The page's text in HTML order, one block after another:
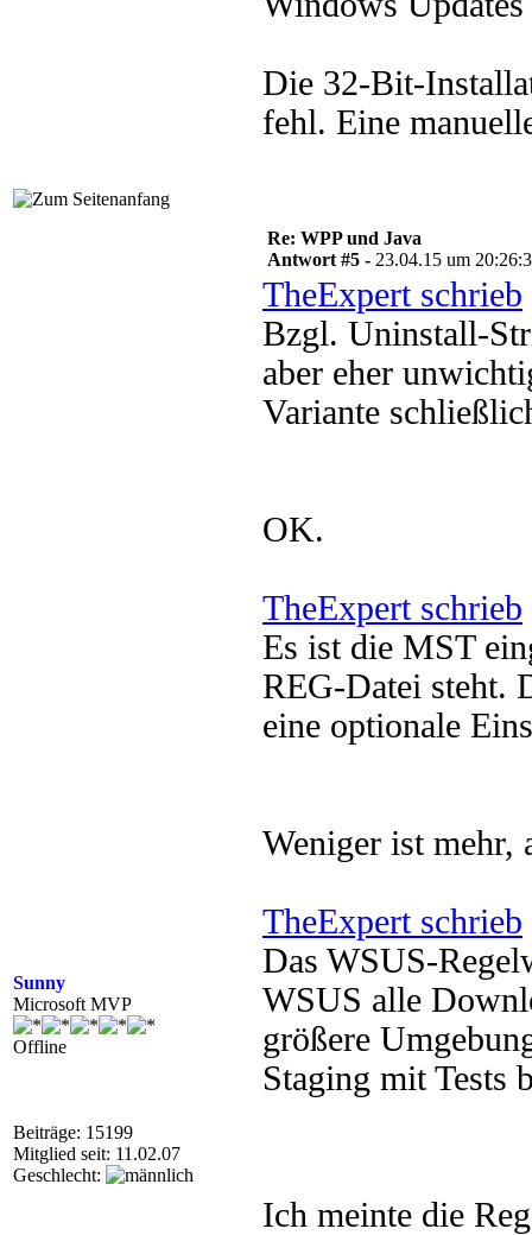
Die 32-Bit-
fehl. Eine
Sunny
Microsoft MVP
Offline
Beiträge: 15199
Mitglied seit: 11.02.07
Geschlecht:
Re: WPP und Java
Antwort #5 - 23.04.15 um
TheExpert schrieb
Bzgl. Uninstall-
aber eher
Variante
OK.
TheExpert schrieb
Es ist die MST
REG-Datei steht.
eine optionale
Weniger ist mehr,
TheExpert schrieb
Das WSUS-
WSUS alle
größere
Staging mit Tests
Ich meinte die